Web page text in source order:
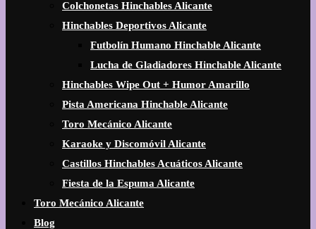
Colchonetas Hinchables Alicante
Hinchables Deportivos Alicante
Futbolín Humano Hinchable Alicante
Lucha de Gladiadores Hinchable Alicante
Hinchables Wipe Out + Humor Amarillo
Pista Americana Hinchable Alicante
Toro Mecánico Alicante
Karaoke y Discomóvil Alicante
Castillos Hinchables Acuáticos Alicante
Fiesta de la Espuma Alicante
Toro Mecánico Alicante
Blog